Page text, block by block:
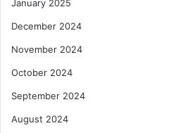
January 2025
December 2024
November 2024
October 2024
September 2024
August 2024